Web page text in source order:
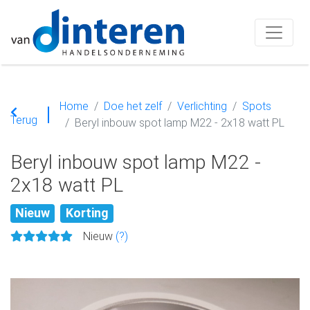
Terug
Home Doe het zelf Verlichting
Spots
Beryl inbouw spot lamp M22 - 2x18 watt PL
Beryl inbouw spot lamp M22 -
2x18 watt PL
Korting
Nieuw
Nieuw (?)